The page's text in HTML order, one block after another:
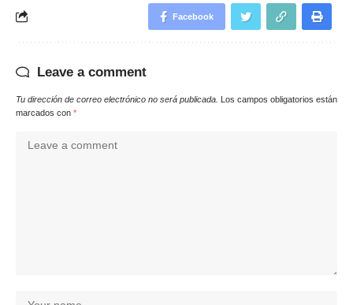
Facebook
Leave a comment
Tu dirección de correo electrónico no será publicada. Los campos obligatorios están
marcados con *